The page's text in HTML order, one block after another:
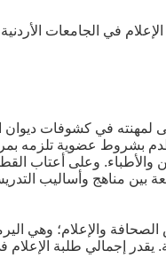
في الجامعات
لمهنته في كشوفات ديوان
بشروط عضوية تلزمه
والأطباء. وعلى أعتاب
بين مناهج وأساليب
طلبة الإعلام في هذه